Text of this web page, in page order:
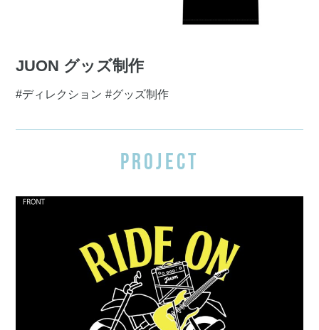
JUON グッズ制作
#ディレクション #グッズ制作
PROJECT